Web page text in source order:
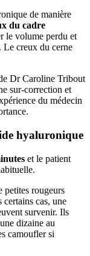
de manière
du cadre
le volume perdu et
Le creux du cerne
Dr Caroline Tribout
sur-correction et
du médecin
hyaluronique
et le patient
petites rougeurs
cas, une
survenir. Ils
dizaine au
camoufler si